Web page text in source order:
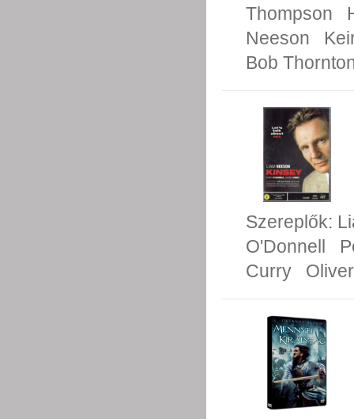
Thompson
Neeson
Bob
Szereplők:
O'Donnell
Curry